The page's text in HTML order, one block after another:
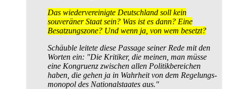
Das wiedervereinigte Deutschland soll kein
souveräner Staat sein? Was ist es dann? Eine
Besatzungszone? Und wenn ja, von wem besetzt?
Schäuble leitete diese Passage seiner Rede mit den
Worten ein: "Die Kritiker, die meinen, man müsse
eine Kongruenz zwischen allen Politik­bereichen
haben, die gehen ja in Wahrheit von dem Regelungs­
monopol des National­staates aus."